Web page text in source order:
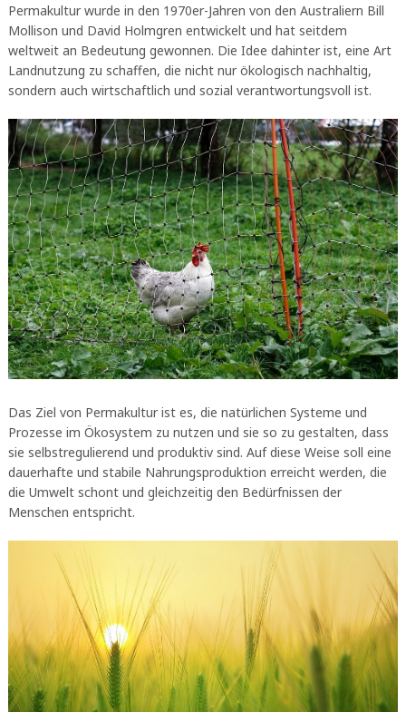
Permakultur wurde in den 1970er-Jahren von den Australiern Bill
Mollison und David Holmgren entwickelt und hat seitdem
weltweit an Bedeutung gewonnen. Die Idee dahinter ist, eine Art
Landnutzung zu schaffen, die nicht nur ökologisch nachhaltig,
sondern auch wirtschaftlich und sozial verantwortungsvoll ist.
Das Ziel von Permakultur ist es, die natürlichen Systeme und
Prozesse im Ökosystem zu nutzen und sie so zu gestalten, dass
sie selbstregulierend und produktiv sind. Auf diese Weise soll eine
dauerhafte und stabile Nahrungsproduktion erreicht werden, die
die Umwelt schont und gleichzeitig den Bedürfnissen der
Menschen entspricht.